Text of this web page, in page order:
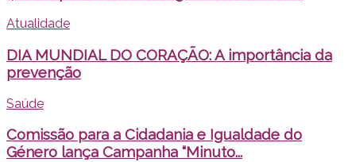
Atualidade
DIA MUNDIAL DO CORAÇÃO: A importância da
prevenção
Saúde
Comissão para a Cidadania e Igualdade do
Género lança Campanha “Minuto...